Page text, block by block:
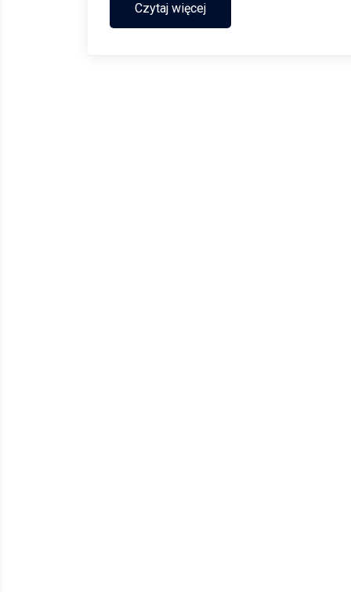
uzyskują niższą kwotę podatku
do zapłaty. Istnieją dwie główne...
Czytaj więcej